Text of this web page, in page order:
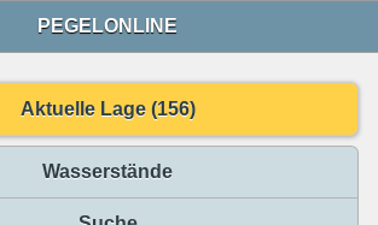
PEGELONLINE
Aktuelle Lage (156)
Wasserstände